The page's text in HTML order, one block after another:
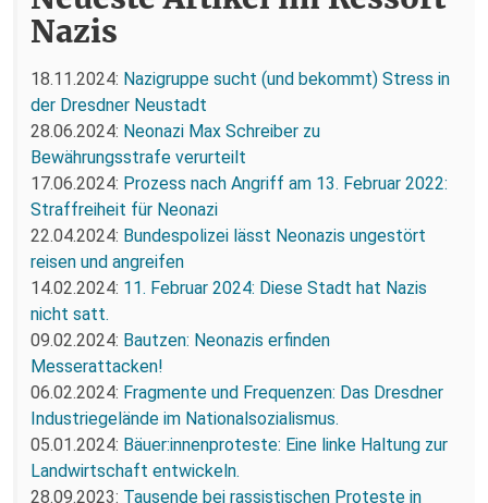
Nazis
18.11.2024: Nazigruppe sucht (und bekommt) Stress in
der Dresdner Neustadt
28.06.2024: Neonazi Max Schreiber zu
Bewährungsstrafe verurteilt
17.06.2024: Prozess nach Angriff am 13. Februar 2022:
Straffreiheit für Neonazi
22.04.2024: Bundespolizei lässt Neonazis ungestört
reisen und angreifen
14.02.2024: 11. Februar 2024: Diese Stadt hat Nazis
nicht satt.
09.02.2024: Bautzen: Neonazis erfinden
Messerattacken!
06.02.2024: Fragmente und Frequenzen: Das Dresdner
Industriegelände im Nationalsozialismus.
05.01.2024: Bäuer:innenproteste: Eine linke Haltung zur
Landwirtschaft entwickeln.
28.09.2023: Tausende bei rassistischen Proteste in